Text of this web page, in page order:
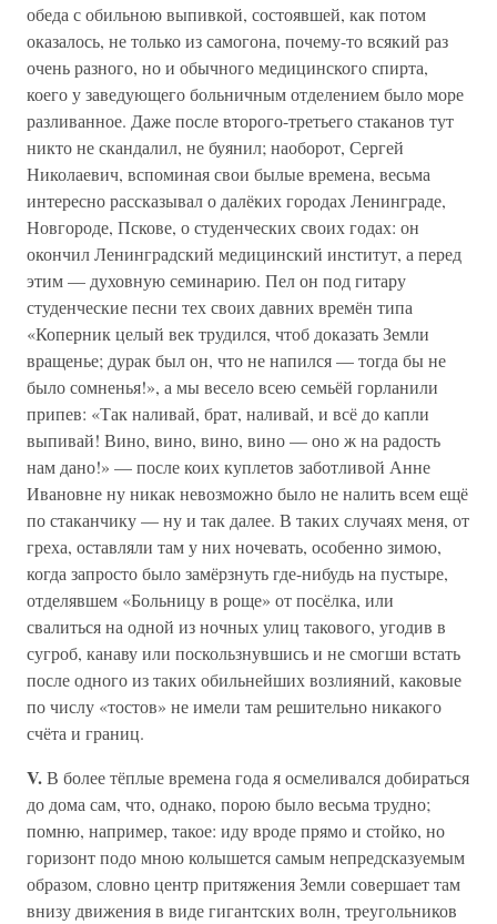
обеда с обильною выпивкой, состоявшей, как потом
оказалось, не только из самогона, почему-то всякий раз
очень разного, но и обычного медицинского спирта,
коего у заведующего больничным отделением было море
разливанное. Даже после второго-третьего стаканов тут
никто не скандалил, не буянил; наоборот, Сергей
Николаевич, вспоминая свои былые времена, весьма
интересно рассказывал о далёких городах Ленинграде,
Новгороде, Пскове, о студенческих своих годах: он
окончил Ленинградский медицинский институт, а перед
этим — духовную семинарию. Пел он под гитару
студенческие песни тех своих давних времён типа
«Коперник целый век трудился, чтоб доказать Земли
вращенье; дурак был он, что не напился — тогда бы не
было сомненья!», а мы весело всею семьёй горланили
припев: «Так наливай, брат, наливай, и всё до капли
выпивай! Вино, вино, вино, вино — оно ж на радость
нам дано!» — после коих куплетов заботливой Анне
Ивановне ну никак невозможно было не налить всем ещё
по стаканчику — ну и так далее. В таких случаях меня, от
греха, оставляли там у них ночевать, особенно зимою,
когда запросто было замёрзнуть где-нибудь на пустыре,
отделявшем «Больницу в роще» от посёлка, или
свалиться на одной из ночных улиц такового, угодив в
сугроб, канаву или поскользнувшись и не смогши встать
после одного из таких обильнейших возлияний, каковые
по числу «тостов» не имели там решительно никакого
счёта и границ.
V.В более тёплые времена года я осмеливался добираться
до дома сам, что, однако, порою было весьма трудно;
помню, например, такое: иду вроде прямо и стойко, но
горизонт подо мною колышется самым непредсказуемым
образом, словно центр притяжения Земли совершает там
внизу движения в виде гигантских волн, треугольников